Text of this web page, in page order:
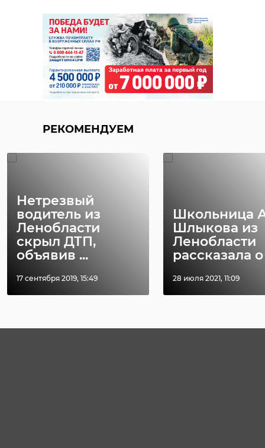
РЕКОМЕНДУЕМ
Нетрезвый
водитель из
Ленобласти
скрыл ДТП,
объявив ...
17 сентября 2019, 15:49
Школьница
Шлыкова из
Ленобласти
рассказала
28 июля 2021, 11:09